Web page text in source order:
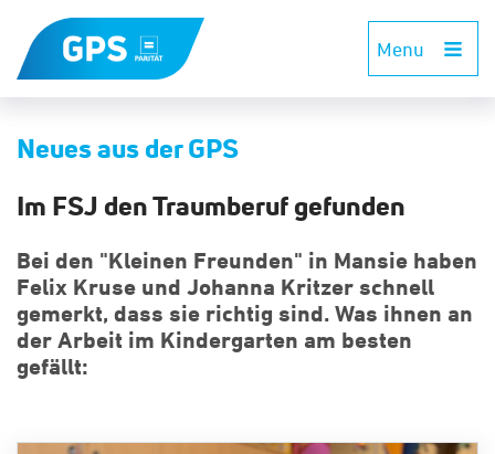
Menu
Neues aus der GPS
Im FSJ den Traumberuf gefunden
Bei den "Kleinen Freunden" in Mansie haben
Felix Kruse und Johanna Kritzer schnell
gemerkt, dass sie richtig sind. Was ihnen an
der Arbeit im Kindergarten am besten
gefällt: